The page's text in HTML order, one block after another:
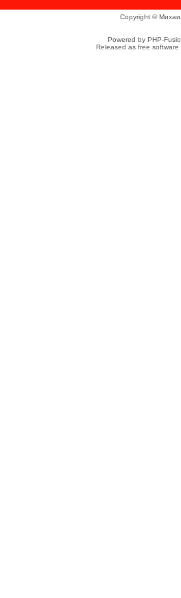
Copyright ©
Powered by PHP-
Released as free